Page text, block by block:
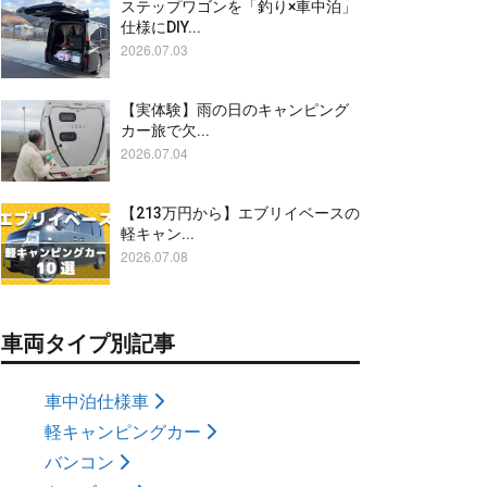
ステップワゴンを「釣り×車中泊」
仕様にDIY...
2026.07.03
【実体験】雨の日のキャンピング
カー旅で欠...
2026.07.04
【213万円から】エブリイベースの
軽キャン...
2026.07.08
車両タイプ別記事
車中泊仕様車
軽キャンピングカー
バンコン